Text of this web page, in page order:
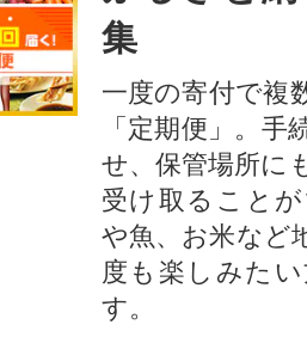
集
一度の寄付で複
「定期便」。
せ、保管場所に
受け取ること
や魚、お米など
度も楽しみた
す。